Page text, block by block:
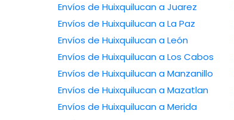
Envíos de Huixquilucan a Juarez
Envíos de Huixquilucan a La Paz
Envíos de Huixquilucan a León
Envíos de Huixquilucan a Los Cabos
Envíos de Huixquilucan a Manzanillo
Envíos de Huixquilucan a Mazatlan
Envíos de Huixquilucan a Merida